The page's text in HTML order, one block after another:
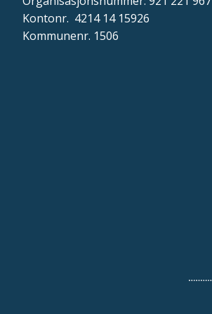
Kontonr. 4214 14 15926
Kommunenr. 1506